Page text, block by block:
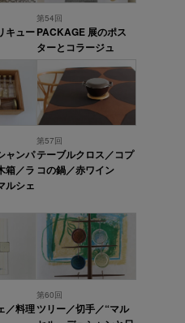
キュー
第54回
PACKAGE 展のポス
ターとコラージュ
ャンパ
箱／ラ
ルシェ
第57回
テーブルクロス／コプ
コの鍋／赤ワイン
／料理
第60回
ツリー／切手／“マル